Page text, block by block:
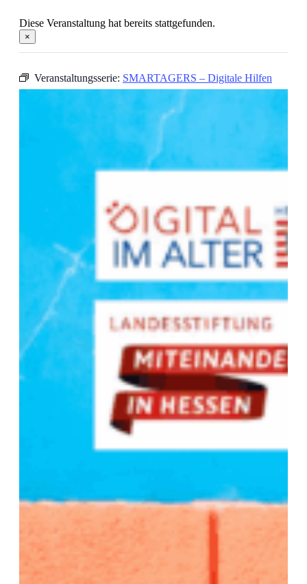
Diese Veranstaltung hat bereits stattgefunden.
×
Veranstaltungsserie: SMARTAGERS – Digitale Hilfen